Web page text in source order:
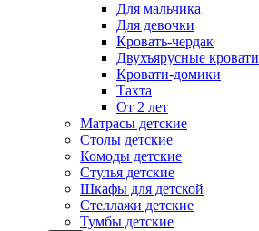
Для мальчика
Для девочки
Кровать-чердак
Двухъярусные кровати
Кровати-домики
Тахта
От 2 лет
Матрасы детские
Столы детские
Комоды детские
Стулья детские
Шкафы для детской
Стеллажи детские
Тумбы детские